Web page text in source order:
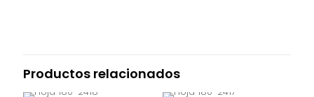
Productos relacionados